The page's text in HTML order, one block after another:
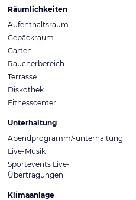
Räumlichkeiten
Aufenthaltsraum
Gepäckraum
Garten
Raucherbereich
Terrasse
Diskothek
Fitnesscenter
Unterhaltung
Abendprogramm/-unterhaltung
Live-Musik
Sportevents Live-
Übertragungen
Klimaanlage